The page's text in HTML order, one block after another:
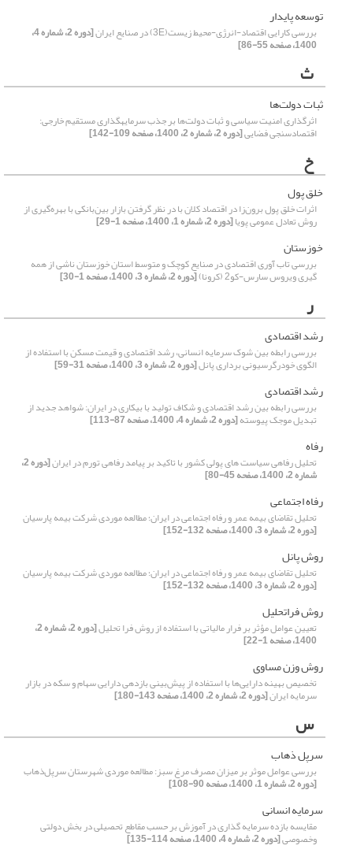
توسعه پایدار
بررسی کارایی اقتصاد-انرژی-محیط زیست(3E) در صنایع ایران [دوره 2، شماره 4،
1400، صفحه 55-86]
ث
ثبات دولت‌ها
اثرگذاری امنیت سیاسی و ثبات دولت‌ها بر جذب سرمایهگذاری مستقیم خارجی:
اقتصادسنجی فضایی[دوره 2، شماره 2، 1400، صفحه 109-142]
خ
خلق پول
اثرات خلق پول برون‌زا در اقتصاد کلان با در نظر گرفتن بازار بین‌بانکی با بهره‌گیری از
روش تعادل عمومی پویا[دوره 2، شماره 1، 1400، صفحه 1-29]
خوزستان
بررسی تاب آوری اقتصادی در صنایع کوچک و متوسط استان خوزستان ناشی از همه
گیری ویروس سارس-کو2 (کرونا) [دوره 2، شماره 3، 1400، صفحه 1-30]
ر
رشد اقتصادی
بررسی رابطه بین شوک سرمایه انسانی، رشد اقتصادی و قیمت مسکن با استفاده از
الگوی خودرگرسیونی برداری پانل[دوره 2، شماره 3، 1400، صفحه 31-59]
رشد اقتصادی
بررسی رابطه بین رشد اقتصادی و شکاف تولید با بیکاری در ایران: شواهد جدید از
تبدیل موجک پیوسته[دوره 2، شماره 4، 1400، صفحه 87-113]
رفاه
تحلیل رفاهی سیاست های پولی کشور با تاکید بر پیامد رفاهی تورم در ایران [دوره 2،
شماره 2، 1400، صفحه 45-80]
رفاه اجتماعی
تحلیل تقاضای بیمه عمر و رفاه اجتماعی در ایران؛ مطالعه موردی شرکت بیمه پارسیان
[دوره 2، شماره 3، 1400، صفحه 132-152]
روش پانل
تحلیل تقاضای بیمه عمر و رفاه اجتماعی در ایران؛ مطالعه موردی شرکت بیمه پارسیان
[دوره 2، شماره 3، 1400، صفحه 132-152]
روش فراتحلیل
تعیین عوامل مؤثر بر فرار مالیاتی با استفاده از روش فرا تحلیل [دوره 2، شماره 2،
1400، صفحه 1-22]
روش وزن مساوی
تخصیص بهینه دارایی‌ها با استفاده از پیش‌بینی بازدهی دارایی سهام و سکه در بازار
سرمایه ایران[دوره 2، شماره 2، 1400، صفحه 143-180]
س
سرپل ذهاب
بررسی عوامل موثر بر میزان مصرف مرغ سبز: مطالعه موردی شهرستان سرپل‌ذهاب
[دوره 2، شماره 1، 1400، صفحه 90-108]
سرمایه‌ انسانی
مقایسه بازده سرمایه گذاری در آموزش بر حسب مقاطع تحصیلی در بخش دولتی
وخصوصی[دوره 2، شماره 4، 1400، صفحه 114-135]